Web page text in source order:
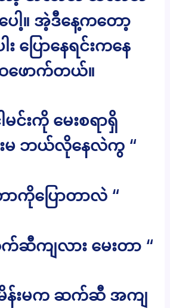
ပေါ့။ အဲ့ဒီနေ့ကတော့
ပြောနေရင်းကနေ
ဖောက်တယ်။
မင်းကို မေးစရာရှိ
းမ ဘယ်လိုနေလဲကွ “
ာကိုပြောတာလဲ “
က်ဆီကျလား မေးတာ “
မိန်းမက ဆက်ဆီ အကျ